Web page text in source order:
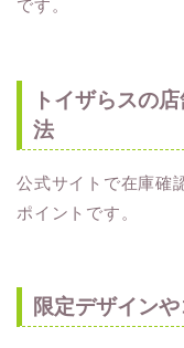
です。
トイザらスの
法
公式サイトで在庫確
ポイントです。
限定デザイン